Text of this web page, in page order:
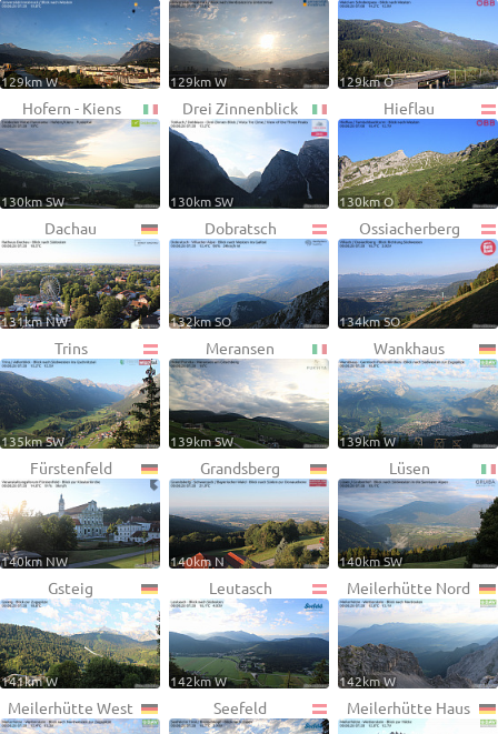
129km W 129km W 129km O
Hofern - Kiens
130km SW
Drei Zinnenblick
130km SW
Hieflau
130km O
Dachau
131km NW
Dobratsch
132km SO
Ossiacherberg
134km SO
Trins
135km SW
Meransen
139km SW
Wankhaus
139km W
Fürstenfeld
140km NW
Grandsberg
140km N
Lüsen
140km SW
Gsteig
141km W
Leutasch
142km W
Meilerhütte Nord
142km W
Meilerhütte West Seefeld Meilerhütte Haus